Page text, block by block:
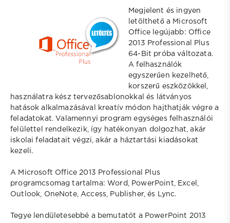
Megjelent és ingyen
letölthető a Microsoft
Office legújabb: Office
2013 Professional Plus
64-Bit próba változata.
A felhasználók
egyszerűen kezelhető,
korszerű eszközökkel,
használatra kész tervezősablonokkal és látványos
hatások alkalmazásával kreatív módon hajthatják végre a
feladatokat. Valamennyi program egységes felhasználói
felülettel rendelkezik, így hatékonyan dolgozhat, akár
iskolai feladatait végzi, akár a háztartási kiadásokat
kezeli.
A Microsoft Office 2013 Professional Plus
programcsomag tartalma: Word, PowerPoint, Excel,
Outlook, OneNote, Access, Publisher, és Lync.
Tegye lendületesebbé a bemutatót a PowerPoint 2013